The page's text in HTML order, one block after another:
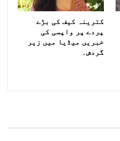
کترینہ کیف کی بڑے
پردے پر واپسی کی
خبریں میڈیا میں زیر
گردش۔